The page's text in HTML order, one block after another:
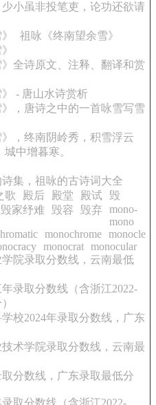
小虽非投笔吏，论功还欲请
祖咏《终南望余雪》
全诗原文、注释、翻译和赏
- 唐山水诗赏析
，唐诗之中的一首咏雪写雪
，终南阴岭秀，积雪浮云
中增暮寒。
集，祖咏的古诗词大全
歌 殿后 殿堂 殿试
毁
毁家纾难 毁容 毁弃
mono-
mono
monochrome monocle
monocrat monocular
学院录取分数线，云南最低
录取分数线（含浙江2022-
校2024年录取分数线，广东
术学院录取分数线，云南最
分数线，广东录取最低分
取分数线（含浙江2022-